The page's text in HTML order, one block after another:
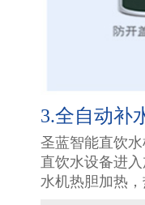
3.全自动补
圣蓝智能直饮
直饮水设备进
水机热胆加热